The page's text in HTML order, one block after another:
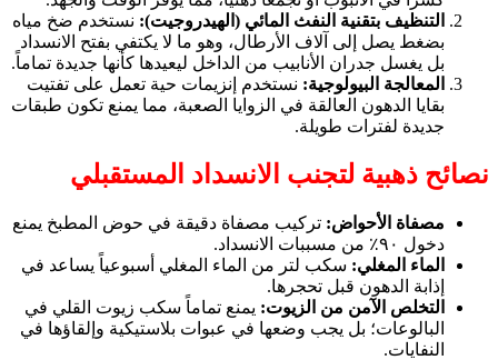
التنظيف بتقنية النفث المائي (الهيدروجيت): نستخدم ضخ مياه
بضغط يصل إلى آلاف الأرطال، وهو ما لا يكتفي بفتح الانسداد
بل يغسل جدران الأنابيب من الداخل ليعيدها كأنها جديدة تماماً.
المعالجة البيولوجية: نستخدم إنزيمات حية تعمل على تفتيت
بقايا الدهون العالقة في الزوايا الصعبة، مما يمنع تكون طبقات
جديدة لفترات طويلة.
نصائح ذهبية لتجنب الانسداد المستقبلي
مصفاة الأحواض: تركيب مصفاة دقيقة في حوض المطبخ يمنع
دخول ٩٠٪ من مسببات الانسداد.
الماء المغلي: سكب لتر من الماء المغلي أسبوعياً يساعد في
إذابة الدهون قبل تحجرها.
التخلص الآمن من الزيوت: يمنع تماماً سكب زيوت القلي في
البالوعات؛ بل يجب وضعها في عبوات بلاستيكية وإلقاؤها في
النفايات.